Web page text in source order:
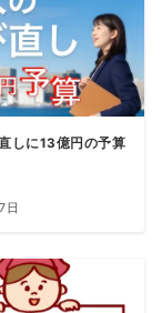
しに13億円の予算
日